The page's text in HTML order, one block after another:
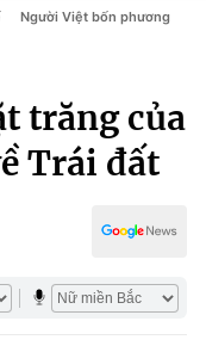
Người Việt bốn phương
trăng của
Trái đất